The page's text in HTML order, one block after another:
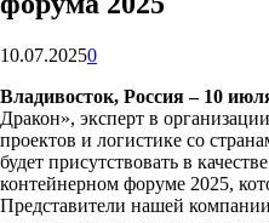
10.07.20250
Владивосток, Россия – 10
Дракон», эксперт в
проектов и логистике со
будет присутствовать в
контейнерном форуме 2025,
Представители нашей